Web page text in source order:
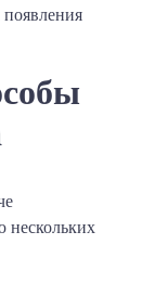
появления
нескольких